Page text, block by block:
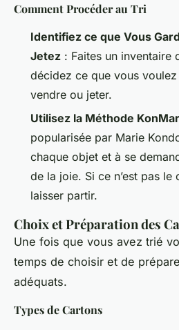
Comment Procéder au Tri
Identifiez ce que Vous
Jetez : Faites un inventaire
décidez ce que vous
vendre ou jeter.
Utilisez la Méthode
popularisée par Marie
chaque objet et à se
de la joie. Si ce n’est pas
laisser partir.
Choix et Préparation des
Une fois que vous avez trié
temps de choisir et de
adéquats.
Types de Cartons